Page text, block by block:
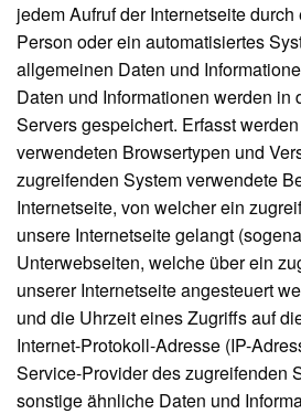
jedem Aufruf der Internetseite
Person oder ein automatisiertes
allgemeinen Daten und
Daten und Informationen werden in
Servers gespeichert. Erfasst
verwendeten Browsertypen und
zugreifenden System verwendete
Internetseite, von welcher ein
unsere Internetseite gelangt
Unterwebseiten, welche über ein
unserer Internetseite angesteuert
und die Uhrzeit eines Zugriffs auf
Internet-Protokoll-Adresse (IP-
Service-Provider des zugreifenden
sonstige ähnliche Daten und